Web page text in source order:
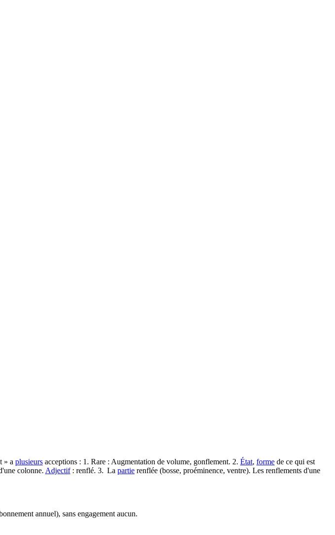
» a plusieurs acceptions : 1. Rare : Augmentation de volume, gonflement. 2. État, forme de ce qui est
colonne. Adjectif: renflé. 3. La partie renflée (bosse, proéminence, ventre). Les renflements d'une
annuel), sans engagement aucun.